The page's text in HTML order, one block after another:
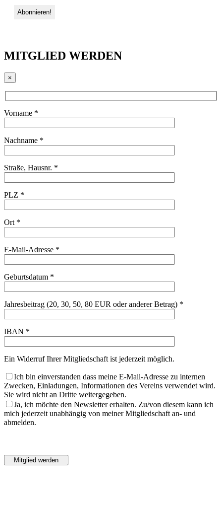
MITGLIED WERDEN
×
Vorname *
Nachname *
Straße, Hausnr. *
PLZ *
Ort *
E-Mail-Adresse *
Geburtsdatum *
Jahresbeitrag (20, 30, 50, 80 EUR oder anderer Betrag) *
IBAN *
Ein Widerruf Ihrer Mitgliedschaft ist jederzeit möglich.
Ich bin einverstanden dass meine E-Mail-Adresse zu internen
Zwecken, Einladungen, Informationen des Vereins verwendet wird.
Sie wird nicht an Dritte weitergegeben.
Ja, ich möchte den Newsletter erhalten. Zu/von diesem kann ich
mich jederzeit unabhängig von meiner Mitgliedschaft an- und
abmelden.
dieses
Feld
lasse
dieses